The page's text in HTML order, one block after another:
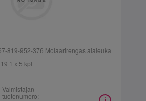
819-952-376 Molaarirengas alaleuka
1 x 5 kpl
Valmistajan
tuotenumero: